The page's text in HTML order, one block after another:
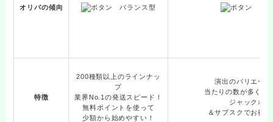
オリパの傾向
特徴
200種類以上のラインナッ
プ
業界No.1の発送スピード！
無料ポイントを使って
少額から始めやすい！
演出のバリエー
当たりの数が多くて
ジャックポ
＆サブスクでお得